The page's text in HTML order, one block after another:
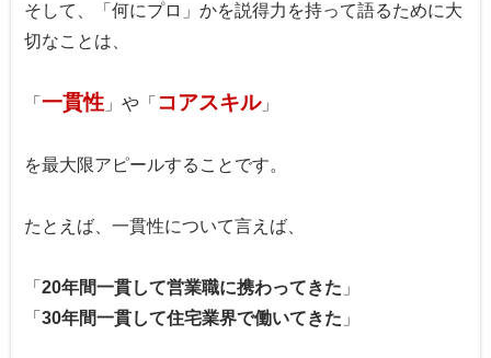
そして、「何にプロ」かを説得力を持って語るために大
切なことは、
「 一貫性」や「 コアスキル」
を最大限アピールすることです。
たとえば、一貫性について言えば、
「 20年間一貫して営業職に携わってきた 」
「 30年間一貫して住宅業界で働いてきた 」